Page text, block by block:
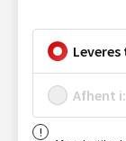
Leveres
Afhent i: